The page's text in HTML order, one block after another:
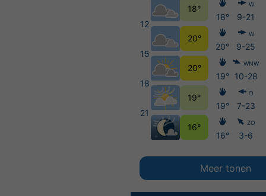
12
15
18
21
18°
20°
20°
19°
16°
18°
20°
19°
19°
16°
W
9-21
W
9-25
WNW
10-28
O
7-23
ZO
3-6
Meer tonen